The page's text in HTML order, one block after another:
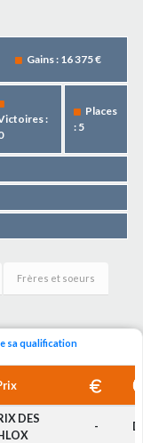
Gains : 16 375 €
:
Places
: 5
Frères et soeurs
sa qualification
DES
-